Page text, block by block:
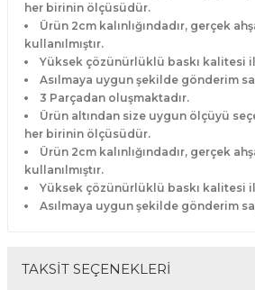
her birinin ölçüsüdür.
Ürün 2cm kalınlığındadır, gerçek
kullanılmıştır.
Yüksek çözünürlüklü baskı kalitesi
Asılmaya uygun şekilde gönderim
3 Parçadan oluşmaktadır.
Ürün altından size uygun ölçüyü
her birinin ölçüsüdür.
Ürün 2cm kalınlığındadır, gerçek
kullanılmıştır.
Yüksek çözünürlüklü baskı kalitesi
Asılmaya uygun şekilde gönderim
TAKSİT SEÇENEKLERİ